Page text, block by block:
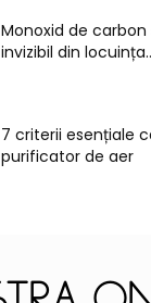
Monoxid de
invizibil din
7 criterii esențiale
purificator de aer